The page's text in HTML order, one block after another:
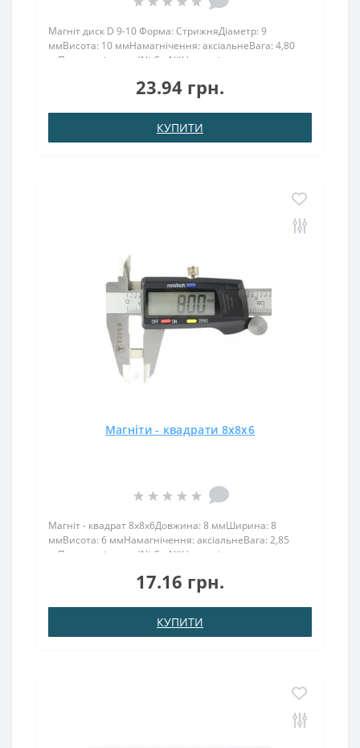
Магніт диск D 9-10 Форма: СтрижняДіаметр: 9
ммВисота: 10 ммНамагнічення: аксіальнеВага: 4,80
грПоверх. нікель .: (Ni-Cu-Ni)Намагнічення:
використання: до 80 ° CМагніт 9х10 мм
23.94 грн.
КУПИТИ
Магніти - квадрати 8х8х6
Магніт - квадрат 8х8х6Довжина: 8 ммШирина: 8
ммВисота: 6 ммНамагнічення: аксіальнеВага: 2,85
грПоверх. нікель .: (Ni-Cu-Ni)Намагнічення:
використання: до 80 ° CМіцний та надійний магніт у
17.16 грн.
КУПИТИ